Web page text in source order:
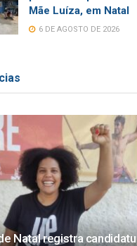
Mãe Luíza, em Natal
6 DE AGOSTO DE 2026
Natal registra